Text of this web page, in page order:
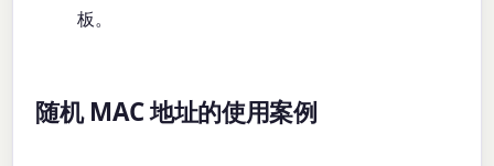
板。
随机 MAC 地址的使用案例